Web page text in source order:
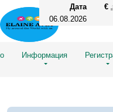
Дата €
06.08.2026
Информация